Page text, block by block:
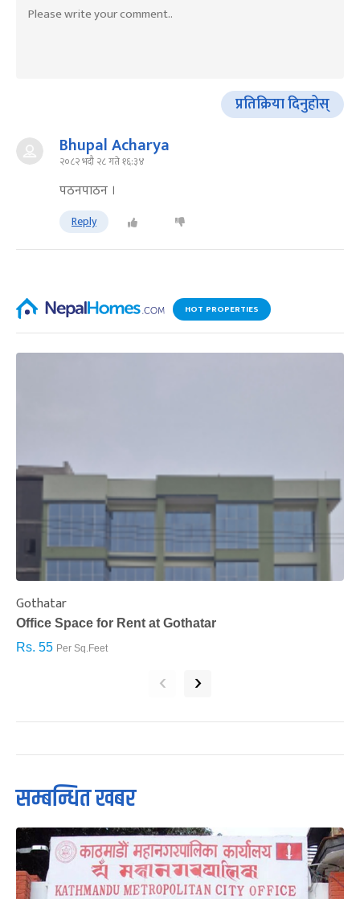
प्रतिक्रिया दिनुहोस्
Bhupal Acharya
२०८२ भदौ २८ गते १६:३४
पठनपाठन ।
Reply
HOT PROPERTIES
Gothatar
Office Space for Rent at Gothatar
Rs. 55 Per Sq.Feet
‹ ›
सम्बन्धित खबर